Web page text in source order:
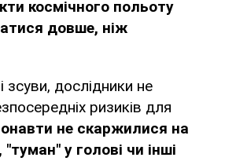
космічного польоту
довше, ніж
зсуви, дослідники не
ризиків для
не скаржилися на
у голові чи інші